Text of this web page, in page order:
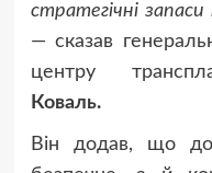
стратегічні запаси
— сказав
центру
Коваль.
Він додав, що